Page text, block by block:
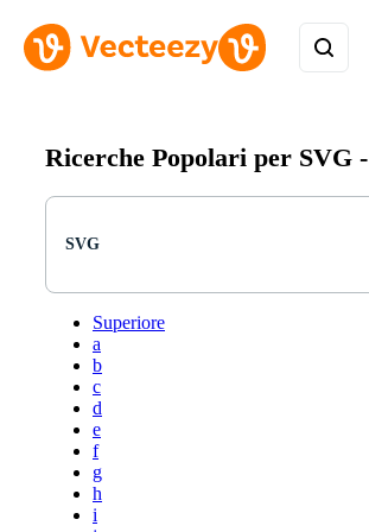
Ricerche Popolari per SVG -
SVG
Superiore
a
b
c
d
e
f
g
h
i